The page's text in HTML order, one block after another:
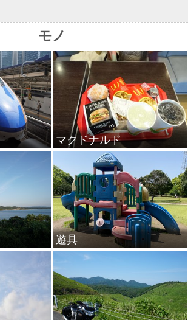
モノ
マクドナルド
遊具